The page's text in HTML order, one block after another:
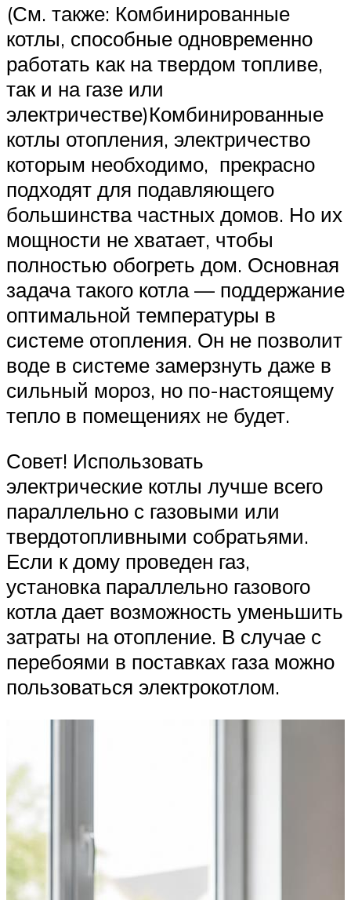
(См. также: Комбинированные
котлы, способные одновременно
работать как на твердом топливе,
так и на газе или
электричестве)Комбинированные
котлы отопления, электричество
которым необходимо, прекрасно
подходят для подавляющего
большинства частных домов. Но их
мощности не хватает, чтобы
полностью обогреть дом. Основная
задача такого котла — поддержание
оптимальной температуры в
системе отопления. Он не позволит
воде в системе замерзнуть даже в
сильный мороз, но по-настоящему
тепло в помещениях не будет.
Совет! Использовать
электрические котлы лучше всего
параллельно с газовыми или
твердотопливными собратьями.
Если к дому проведен газ,
установка параллельно газового
котла дает возможность уменьшить
затраты на отопление. В случае с
перебоями в поставках газа можно
пользоваться электрокотлом.